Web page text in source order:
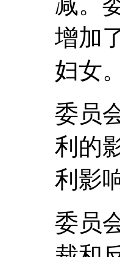
增加
妇女。
委员
利的
利影
委员